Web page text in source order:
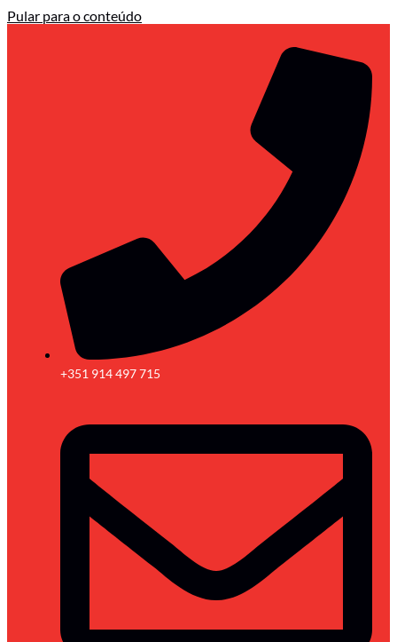
Pular para o conteúdo
+351 914 497 715